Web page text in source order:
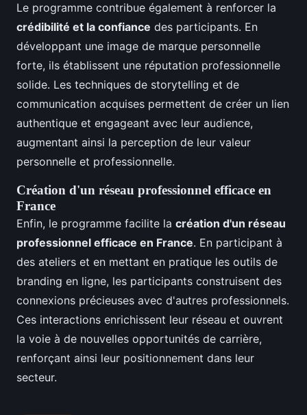
Le programme contribue également à renforcer la
crédibilité et la confiance des participants. En
développant une image de marque personnelle
forte, ils établissent une réputation professionnelle
solide. Les techniques de storytelling et de
communication acquises permettent de créer un lien
authentique et engageant avec leur audience,
augmentant ainsi la perception de leur valeur
personnelle et professionnelle.
Création d'un réseau professionnel efficace en
France
Enfin, le programme facilite la création d'un réseau
professionnel efficace en France. En participant à
des ateliers et en mettant en pratique les outils de
branding en ligne, les participants construisent des
connexions précieuses avec d'autres professionnels.
Ces interactions enrichissent leur réseau et ouvrent
la voie à de nouvelles opportunités de carrière,
renforçant ainsi leur positionnement dans leur
secteur.